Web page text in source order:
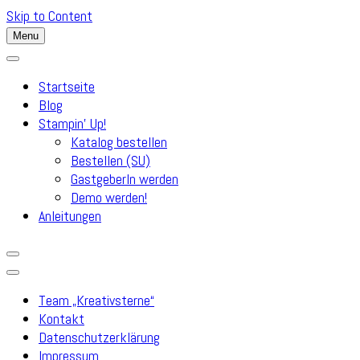
Skip to Content
Menu
Startseite
Blog
Stampin’ Up!
Katalog bestellen
Bestellen (SU)
GastgeberIn werden
Demo werden!
Anleitungen
Team „Kreativsterne“
Kontakt
Datenschutzerklärung
Impressum